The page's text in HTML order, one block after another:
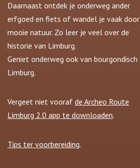
Daarnaast ontdek je onderweg ander
erfgoed en fiets of wandel je vaak door
mooie natuur. Zo leer je veel over de
historie van Limburg.
Geniet onderweg ook van bourgondisch
Limburg.
Vergeet niet vooraf de Archeo Route
Limburg 2.0 app te downloaden.
Tips ter voorbereiding.